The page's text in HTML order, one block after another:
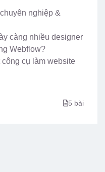
nghiệp &
càng nhiều designer
Webflow?
cụ làm website
5 bài